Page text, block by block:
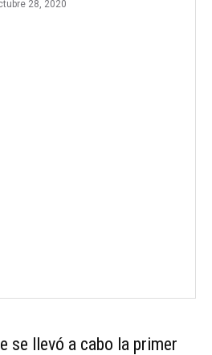
28, 2020
se llevó a cabo la primer